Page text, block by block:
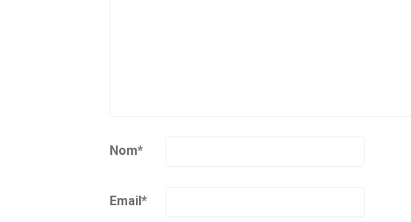
Nom*
Email *